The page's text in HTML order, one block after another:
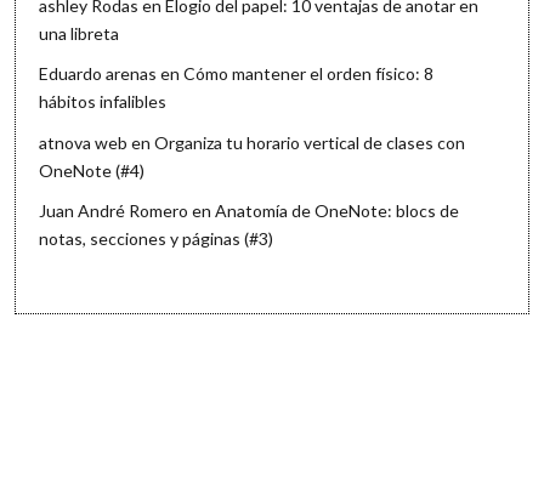
ashley Rodas enElogio del papel: 10 ventajas de anotar en
una libreta
Eduardo arenas enCómo mantener el orden físico: 8
hábitos infalibles
atnova web enOrganiza tu horario vertical de clases con
OneNote (#4)
Juan André Romero enAnatomía de OneNote: blocs de
notas, secciones y páginas (#3)